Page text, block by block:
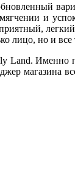
и
лицо, но и все
Именно
магазина